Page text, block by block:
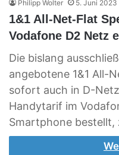
Philipp Wolter 5. Juni 2023
1&1 All-Net-Flat
Vodafone D2 Netz
Die bislang
angebotene 1&1 All-
sofort auch in D-
Handytarif im
Smartphone